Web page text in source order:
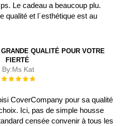
Le cadeau a beaucoup plu.
qualité et l´esthétique est au
QUALITÉ POUR VOTRE
FIERTÉ
By:Ms Kat
Évaluation :
CoverCompany pour sa qualité
Ici, pas de simple housse
censée convenir à tous les